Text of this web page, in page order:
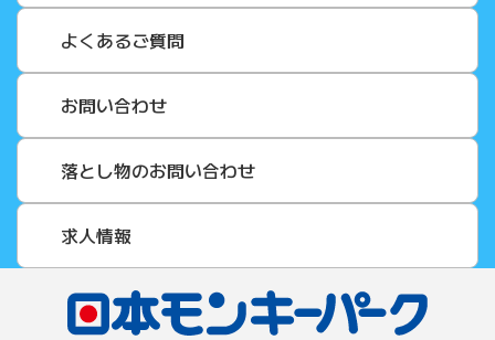
よくあるご質問
お問い合わせ
落とし物のお問い合わせ
求人情報